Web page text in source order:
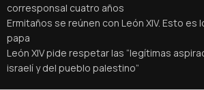
corresponsal cuatro años
Ermitaños se reúnen con León XIV. Esto es
papa
León XIV pide respetar las “legítimas
israelí y del pueblo palestino”